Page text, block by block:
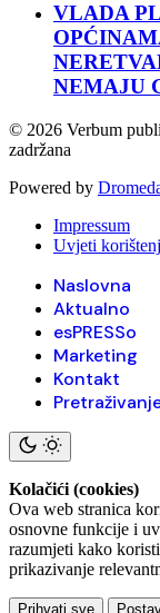
VLADA
NEMAJU
© 2026 Verbum
zadržana
Powered by
Impressum
Uvjeti
Naslovna
Aktualno
esPRESSo
Marketing
Kontakt
Kolačići (cookies)
Ova web stranica
osnovne funkcije i
razumjeti kako
prikazivanje
Prihvati sve